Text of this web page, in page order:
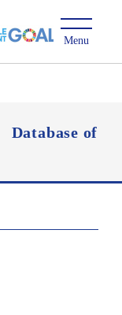
Database of